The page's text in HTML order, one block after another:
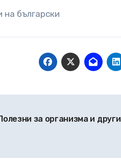
на български
за организма и други